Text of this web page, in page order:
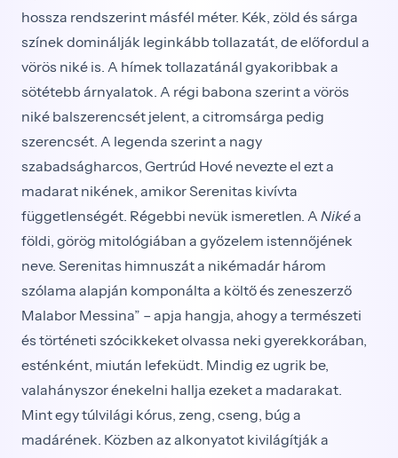
hossza rendszerint másfél méter. Kék, zöld és sárga
színek dominálják leginkább tollazatát, de előfordul a
vörös niké is. A hímek tollazatánál gyakoribbak a
sötétebb árnyalatok. A régi babona szerint a vörös
niké balszerencsét jelent, a citromsárga pedig
szerencsét. A legenda szerint a nagy
szabadságharcos, Gertrúd Hové nevezte el ezt a
madarat nikének, amikor Serenitas kivívta
függetlenségét. Régebbi nevük ismeretlen. A Nikéa
földi, görög mitológiában a győzelem istennőjének
neve. Serenitas himnuszát a nikémadár három
szólama alapján komponálta a költő és zeneszerző
Malabor Messina” – apja hangja, ahogy a természeti
és történeti szócikkeket olvassa neki gyerekkorában,
esténként, miután lefeküdt. Mindig ez ugrik be,
valahányszor énekelni hallja ezeket a madarakat.
Mint egy túlvilági kórus, zeng, cseng, búg a
madárének. Közben az alkonyatot kivilágítják a